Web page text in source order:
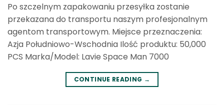
Po szczelnym zapakowaniu przesyłka zostanie
przekazana do transportu naszym profesjonalnym
agentom transportowym. Miejsce przeznaczenia:
Azja Południowo-Wschodnia Ilość produktu: 50,000
PCS Marka/Model: Lavie Space Man 7000
CONTINUE READING →